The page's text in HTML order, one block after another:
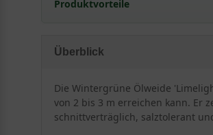
Produktvorteile
sehr langlebig und
erstaunlich gut
sehr schnittverträglich
salztolerant (in Küstennähe)
Überblick
Die Wintergrüne Ölweide
von 2 bis 3 m erreichen kann. Er
schnittverträglich, salztolerant